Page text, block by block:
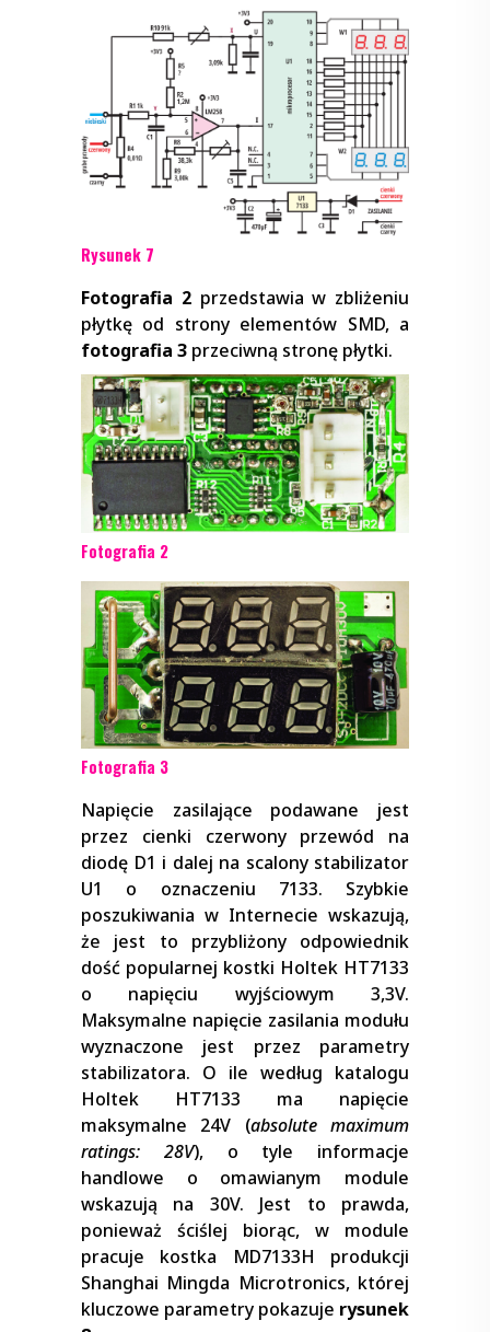
Rysunek 7
Fotografia 2przedstawia w zbliżeniu
płytkę od strony elementów SMD, a
fotografia 3 przeciwną stronę płytki.
Fotografia 2
Fotografia 3
Napięcie zasilające podawane jest
przez cienki czerwony przewód na
diodę D1 i dalej na scalony stabilizator
U1 o oznaczeniu 7133. Szybkie
poszukiwania w Internecie wskazują,
że jest to przybliżony odpowiednik
dość popularnej kostki Holtek HT7133
o napięciu wyjściowym 3,3V.
Maksymalne napięcie zasilania modułu
wyznaczone jest przez parametry
stabilizatora. O ile według katalogu
Holtek HT7133 ma napięcie
maksymalne 24V (absolute maximum
ratings: 28V), o tyle informacje
handlowe o omawianym module
wskazują na 30V. Jest to prawda,
ponieważ ściślej biorąc, w module
pracuje kostka MD7133H produkcji
Shanghai Mingda Microtronics, której
kluczowe parametry pokazuje rysunek